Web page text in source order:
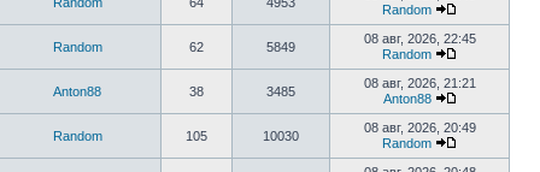
Random
Перейти
к
Random 62 5849
08 авг, 2026, 22:45
Random
Перейти
к
Anton88 38 3485
08 авг, 2026, 21:21
Anton88
Перейти
к
Random 105 10030
08 авг, 2026, 20:49
Random
Перейти